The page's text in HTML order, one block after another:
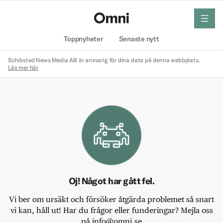
Toppnyheter Senaste nytt
meny
Schibsted News Media AB är ansvarig för dina data på denna webbplats.
Läs mer här
Oj! Något har gått fel.
Vi ber om ursäkt och försöker åtgärda problemet så snart
vi kan, håll ut! Har du frågor eller funderingar? Mejla oss